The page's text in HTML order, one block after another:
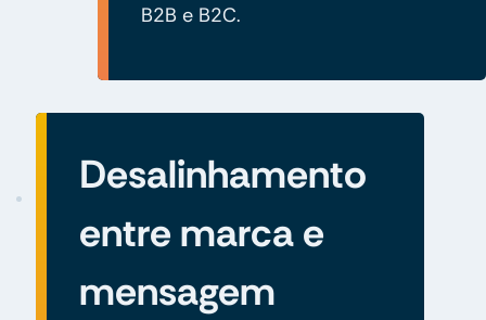
B2B e B2C.
Desalinhamento
entre marca e
mensagem